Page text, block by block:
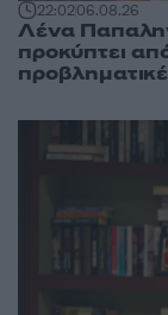
22:0206.08.26
Λένα
προκύπτει